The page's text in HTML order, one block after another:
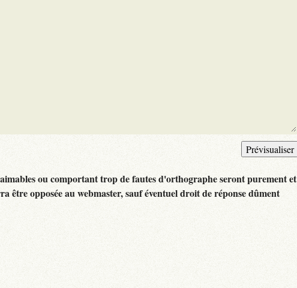
ou comportant trop de fautes d'orthographe seront purement et
opposée au webmaster, sauf éventuel droit de réponse dûment